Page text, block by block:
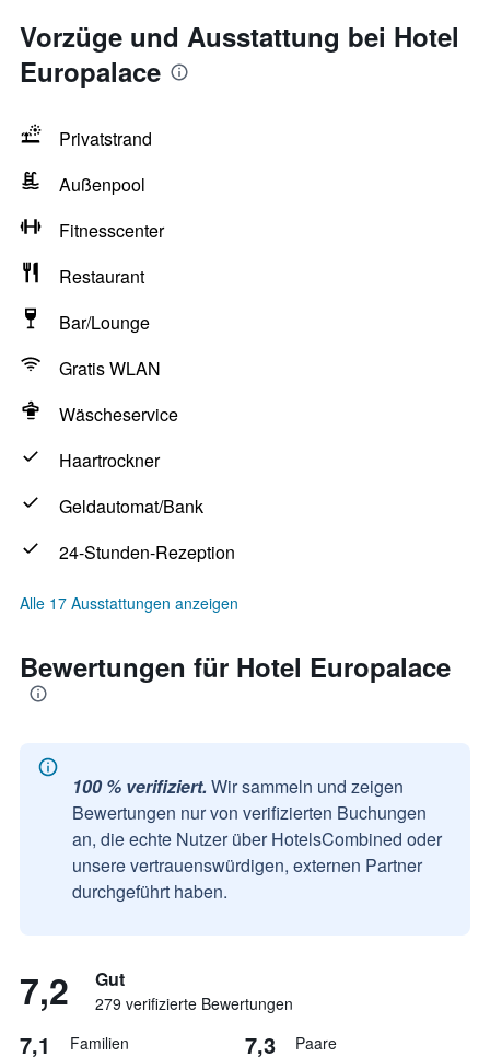
Vorzüge und Ausstattung bei Hotel
Europalace
Privatstrand
Außenpool
Fitnesscenter
Restaurant
Bar/Lounge
Gratis WLAN
Wäscheservice
Haartrockner
Geldautomat/Bank
24-Stunden-Rezeption
Alle 17 Ausstattungen anzeigen
Bewertungen für Hotel Europalace
100 % verifiziert. Wir sammeln und zeigen
Bewertungen nur von verifizierten Buchungen
an, die echte Nutzer über HotelsCombined oder
unsere vertrauenswürdigen, externen Partner
durchgeführt haben.
7,2 Gut
279 verifizierte Bewertungen
7,1 Familien 7,3 Paare